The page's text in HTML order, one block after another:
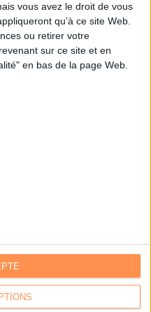
vous avez le droit de vous
qu’à ce site Web.
ou retirer votre
sur ce site et en
en bas de la page Web.
avec ACE